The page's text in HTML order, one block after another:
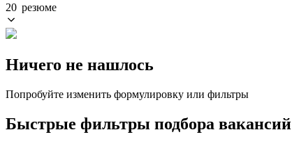
20 резюме
Ничего не нашлось
Попробуйте изменить формулировку или фильтры
Быстрые фильтры подбора вакансий